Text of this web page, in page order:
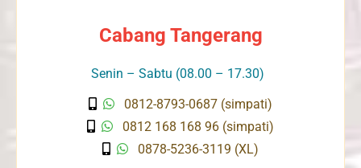
Cabang Tangerang
Senin – Sabtu (08.00 – 17.30)
0812-8793-0687 (simpati)
0812 168 168 96 (simpati)
0878-5236-3119 (XL)